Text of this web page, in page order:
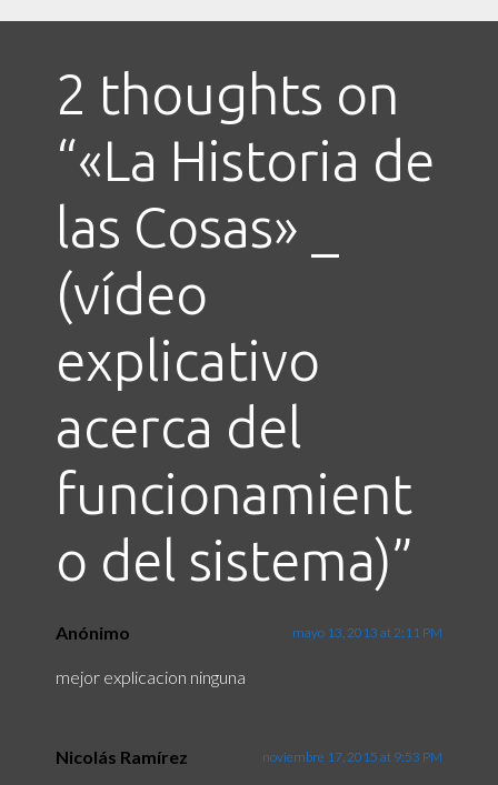
2 thoughts on
“«La Historia de
las Cosas» _
(vídeo
explicativo
acerca del
funcionamient
o del sistema)”
Anónimo mayo 13, 2013 at 2:11 PM
mejor explicacion ninguna
Nicolás Ramírez noviembre 17, 2015 at 9:53 PM